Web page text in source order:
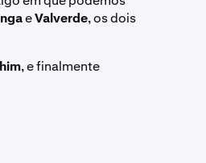
eValverde, os dois
, e finalmente